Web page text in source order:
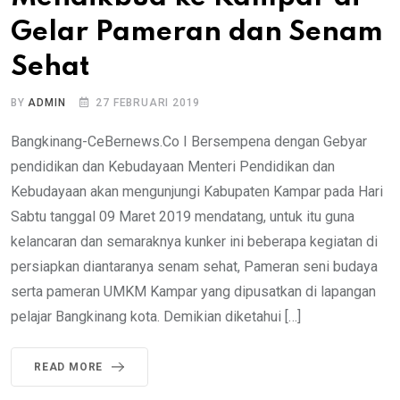
Gelar Pameran dan Senam
Sehat
BY ADMIN 27 FEBRUARI 2019
Bangkinang-CeBernews.Co I Bersempena dengan Gebyar
pendidikan dan Kebudayaan Menteri Pendidikan dan
Kebudayaan akan mengunjungi Kabupaten Kampar pada Hari
Sabtu tanggal 09 Maret 2019 mendatang, untuk itu guna
kelancaran dan semaraknya kunker ini beberapa kegiatan di
persiapkan diantaranya senam sehat, Pameran seni budaya
serta pameran UMKM Kampar yang dipusatkan di lapangan
pelajar Bangkinang kota. Demikian diketahui […]
READ MORE